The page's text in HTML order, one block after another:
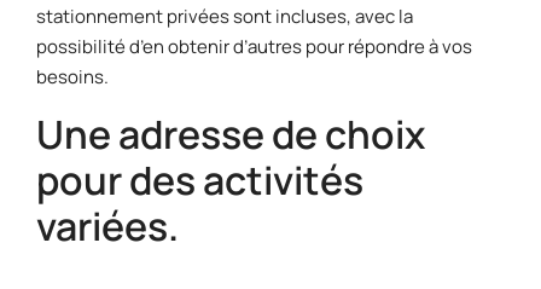
stationnement privées sont incluses, avec la
possibilité d’en obtenir d’autres pour répondre à vos
besoins.
Une adresse de choix
pour des activités
variées.